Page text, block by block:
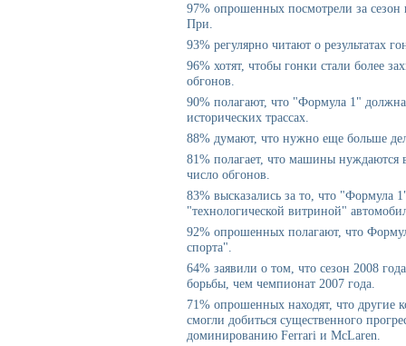
97% опрошенных посмотрели за сезон
При.
93% регулярно читают о результатах
96% хотят, чтобы гонки стали более
обгонов.
90% полагают, что "Формула 1"
исторических трассах.
88% думают, что нужно еще больше
81% полагает, что машины
число обгонов.
83% высказались за то, что "Формула
"технологической витриной"
92% опрошенных полагают, что
спорта".
64% заявили о том, что сезон 2008
борьбы, чем чемпионат 2007 года.
71% опрошенных находят, что другие
смогли добиться существенного
доминированию Ferrari и McLaren.